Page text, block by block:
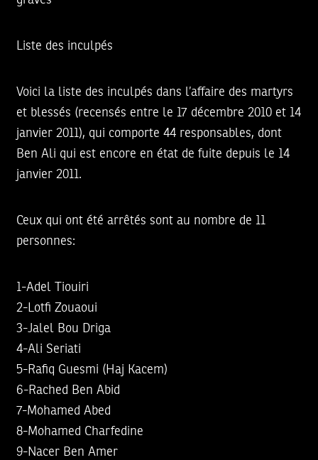
Liste des inculpés
Voici la liste des inculpés dans l’affaire des martyrs
et blessés (recensés entre le 17 décembre 2010 et 14
janvier 2011), qui comporte 44 responsables, dont
Ben Ali qui est encore en état de fuite depuis le 14
janvier 2011.
Ceux qui ont été arrêtés sont au nombre de 11
personnes:
1-Adel Tiouiri
2-Lotfi Zouaoui
3-Jalel Bou Driga
4-Ali Seriati
5-Rafiq Guesmi (Haj Kacem)
6-Rached Ben Abid
7-Mohamed Abed
8-Mohamed Charfedine
9-Nacer Ben Amer